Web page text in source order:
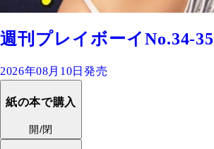
週刊プレイボーイNo.34-35
2026年08月10日発売
紙の本で購入
開/閉